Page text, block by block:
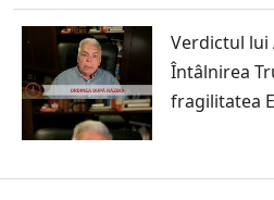
Verdictul lui
Întâlnirea
fragilitatea